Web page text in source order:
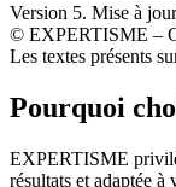
Version 5. Mise à
© EXPERTISME –
Les textes présents
Pourquoi
EXPERTISME
résultats et adaptée à